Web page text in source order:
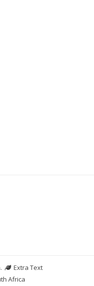
.
Extra Text
Africa